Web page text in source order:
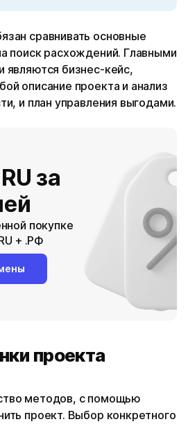
сравнивать основные
поиск расхождений. Главными
являются бизнес-кейс,
описание проекта и анализ
и план управления выгодами.
за
покупке
+ .РФ
проекта
методов, с помощью
проект. Выбор конкретного